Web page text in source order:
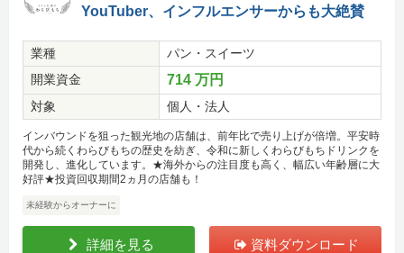
YouTuber、インフルエンサーからも大絶賛
業種
パン・スイーツ
開業資金
714 万円
対象 個人・法人
インバウンドを狙った観光地の店舗は、前年比で売り上げが倍増。平安時
代から続くわらびもちの歴史を紡ぎ、令和に新しくわらびもちドリンクを
開発し、進化しています。★海外からの注目度も高く、幅広い年齢層に大
好評★投資回収期間2ヵ月の店舗も！
未経験からオーナーに
詳細を見る 資料ダウンロード